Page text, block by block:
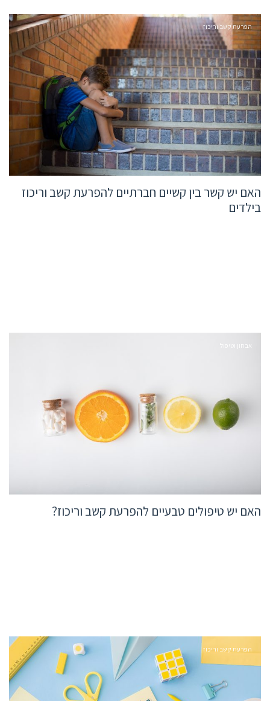
הפרעת קשב וריכוז
האם יש קשר בין קשיים חברתיים להפרעת קשב וריכוז
בילדים
אבחון וטיפול
האם יש טיפולים טבעיים להפרעת קשב וריכוז?
הפרעת קשב וריכוז